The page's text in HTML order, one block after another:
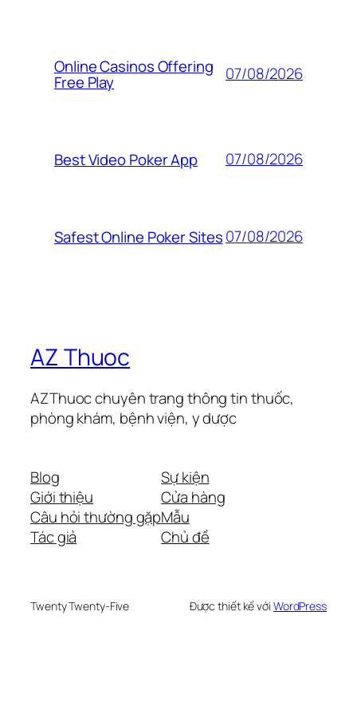
Online Casinos Offering
Free Play 07/08/2026
Best Video Poker App 07/08/2026
Safest Online Poker Sites07/08/2026
AZ Thuoc
AZThuoc chuyên trang thông tin thuốc,
phòng khám, bệnh viện, y dược
Blog
Giới thiệu
Câu hỏi thường gặp
Tác giả
Sự kiện
Cửa hàng
Mẫu
Chủ đề
Twenty Twenty-Five Được thiết kế với WordPress